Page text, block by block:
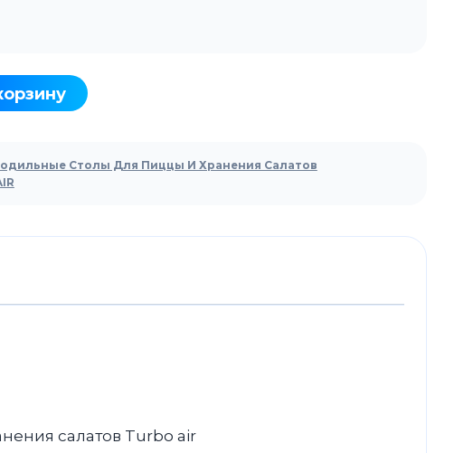
Столы Для Пиццы И Хранения Салатов
салатов Turbo air